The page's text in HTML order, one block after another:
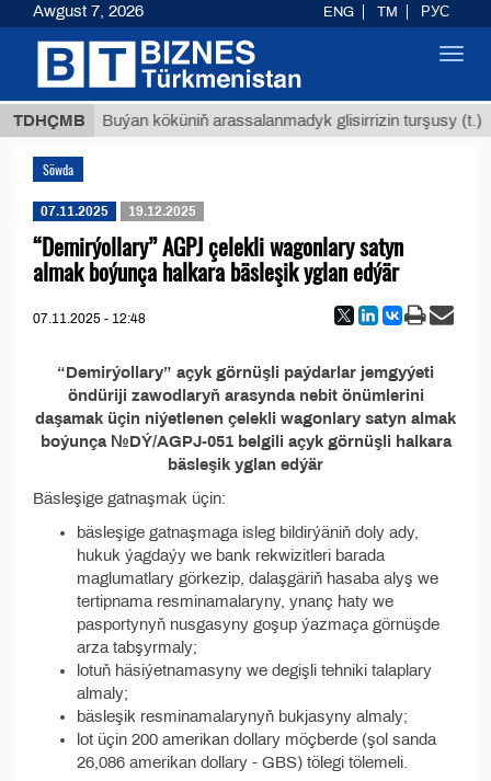
TDHÇMB
ТМТ Buýan köküniň arassalanmadyk glisirrizin turşusy (t.)
Söwda
07.11.2025 19.12.2025
“Demirýollary” AGPJ çelekli wagonlary satyn
almak boýunça halkara bäsleşik yglan edýär
07.11.2025 - 12:48
“Demirýollary” açyk görnüşli paýdarlar jemgyýeti
öndüriji zawodlaryň arasynda nebit önümlerini
daşamak üçin niýetlenen çelekli wagonlary satyn almak
boýunça №DÝ/AGPJ-051 belgili açyk görnüşli halkara
bäsleşik yglan edýär
Bäsleşige gatnaşmak üçin:
bäsleşige gatnaşmaga isleg bildirýäniň doly ady,
hukuk ýagdaýy we bank rekwizitleri barada
maglumatlary görkezip, dalaşgäriň hasaba alyş we
tertipnama resminamalaryny, ynanç haty we
pasportynyň nusgasyny goşup ýazmaça görnüşde
arza tabşyrmaly;
lotuň häsiýetnamasyny we degişli tehniki talaplary
almaly;
bäsleşik resminamalarynyň bukjasyny almaly;
lot üçin 200 amerikan dollary möçberde (şol sanda
26,086 amerikan dollary - GBS) tölegi tölemeli.
Awgust 7, 2026 ENG TM РУС